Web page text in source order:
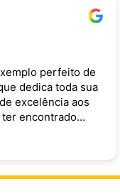
perfeito de
dedica toda sua
excelência aos
encontrado